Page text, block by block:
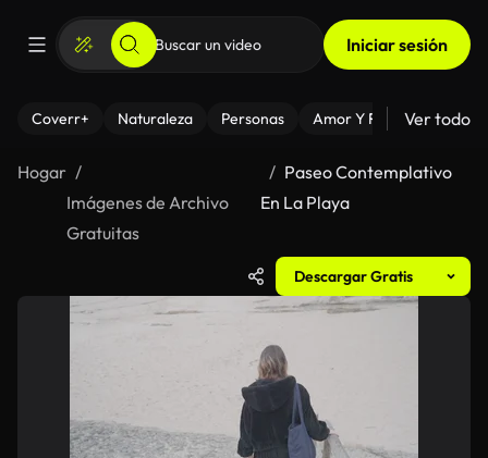
Iniciar sesión
Coverr+ Naturaleza Personas Amor Y Relaciones
Ver todo
Hogar
Imágenes de Archivo
Gratuitas
Paseo Contemplativo
En La Playa
Descargar Gratis